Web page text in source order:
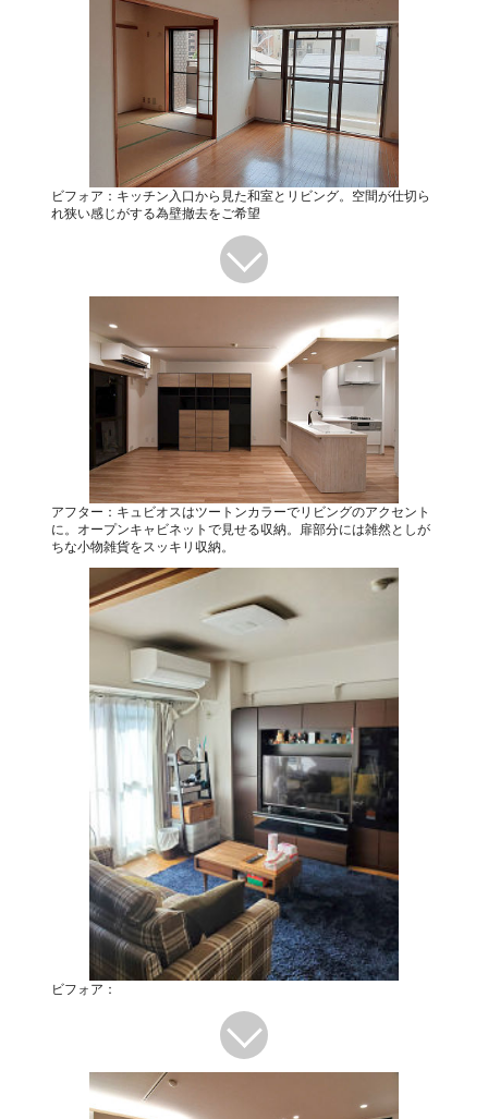
ビフォア：キッチン入口から見た和室とリビング。空間が仕切ら
れ狭い感じがする為壁撤去をご希望
アフター：キュビオスはツートンカラーでリビングのアクセント
に。オープンキャビネットで見せる収納。扉部分には雑然としが
ちな小物雑貨をスッキリ収納。
ビフォア：